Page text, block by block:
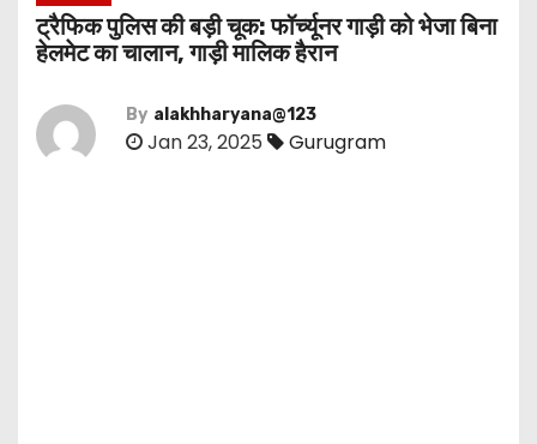
ट्रैफिक पुलिस की बड़ी चूक: फॉर्च्यूनर गाड़ी को भेजा बिना
हेलमेट का चालान, गाड़ी मालिक हैरान
By alakhharyana@123
Jan 23, 2025 Gurugram